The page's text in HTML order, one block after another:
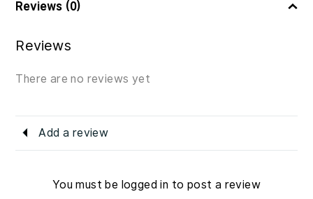
Reviews (0)
Reviews
There are no reviews yet
Add a review
You must be logged in to post a review